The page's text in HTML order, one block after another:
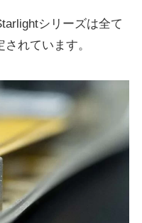
シリーズは全て
れています。